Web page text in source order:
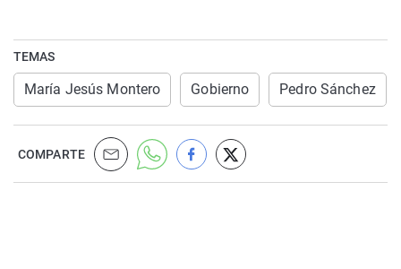
TEMAS
María Jesús Montero Gobierno Pedro Sánchez
COMPARTE